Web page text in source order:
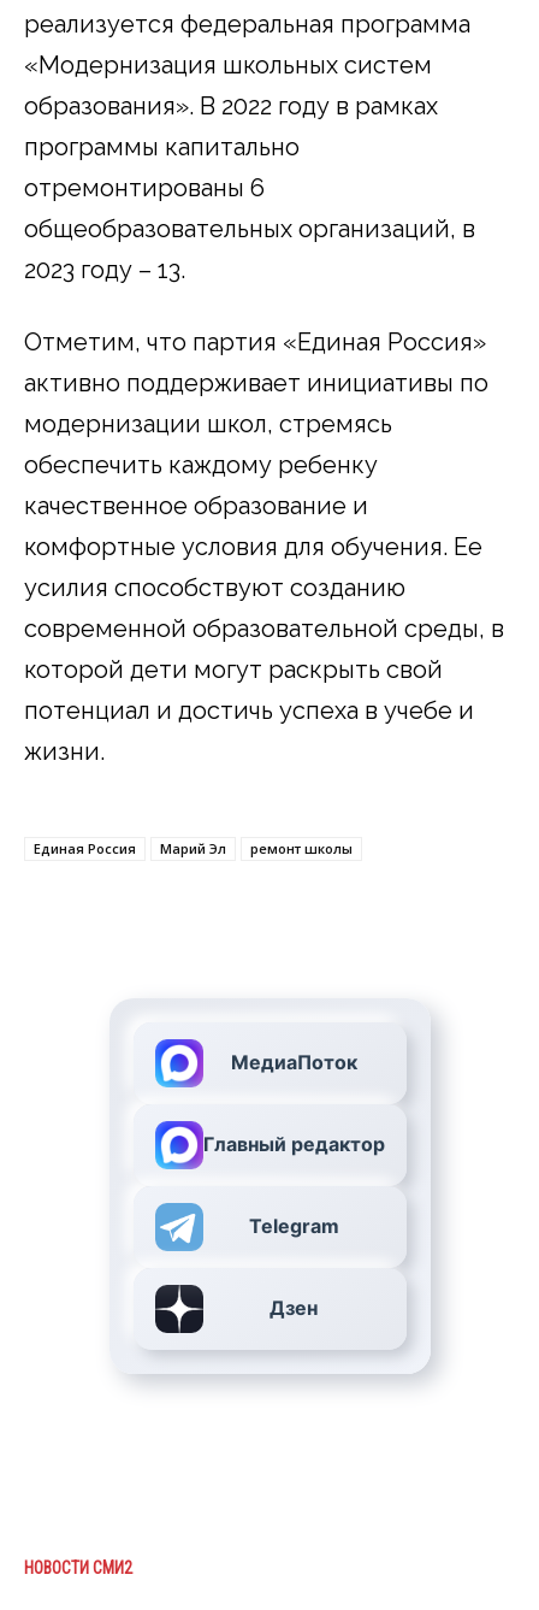
реализуется федеральная программа
«Модернизация школьных систем
образования». В 2022 году в рамках
программы капитально
отремонтированы 6
общеобразовательных организаций, в
2023 году – 13.
Отметим, что партия «Единая Россия»
активно поддерживает инициативы по
модернизации школ, стремясь
обеспечить каждому ребенку
качественное образование и
комфортные условия для обучения. Ее
усилия способствуют созданию
современной образовательной среды, в
которой дети могут раскрыть свой
потенциал и достичь успеха в учебе и
жизни.
Единая Россия Марий Эл ремонт школы
МедиаПоток
Главный редактор
Telegram
Дзен
НОВОСТИ СМИ2